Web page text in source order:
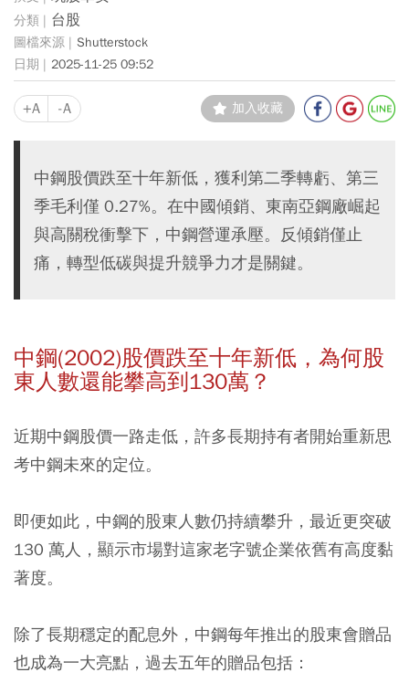
台股
Shutterstock
2025-11-25 09:52
+A -A 加入收藏
中鋼股價跌至十年新低，獲利第二季轉虧、第三
季毛利僅 0.27%。在中國傾銷、東南亞鋼廠崛起
與高關稅衝擊下，中鋼營運承壓。反傾銷僅止
痛，轉型低碳與提升競爭力才是關鍵。
中鋼(2002)股價跌至十年新低，為何股
東人數還能攀高到130萬？
近期中鋼股價一路走低，許多長期持有者開始重新思
考中鋼未來的定位。
即便如此，中鋼的股東人數仍持續攀升，最近更突破
130 萬人，顯示市場對這家老字號企業依舊有高度黏
著度。
除了長期穩定的配息外，中鋼每年推出的股東會贈品
也成為一大亮點，過去五年的贈品包括：